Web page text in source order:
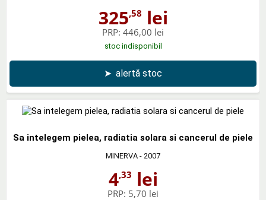
325,58 lei
PRP: 446,00 lei
stoc indisponibil
➤ alertă stoc
Sa intelegem pielea, radiatia solara si cancerul de piele
MINERVA - 2007
4,33 lei
PRP: 5,70 lei